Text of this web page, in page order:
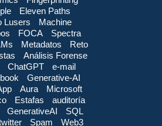
Eleven Paths
Lusers
Machine
FOCA
Spectra
Metadatos
Reto
Análisis Forense
ChatGPT
e-mail
Generative-AI
Aura
Microsoft
Estafas
auditoría
GenerativeAI
SQL
Spam
Web3